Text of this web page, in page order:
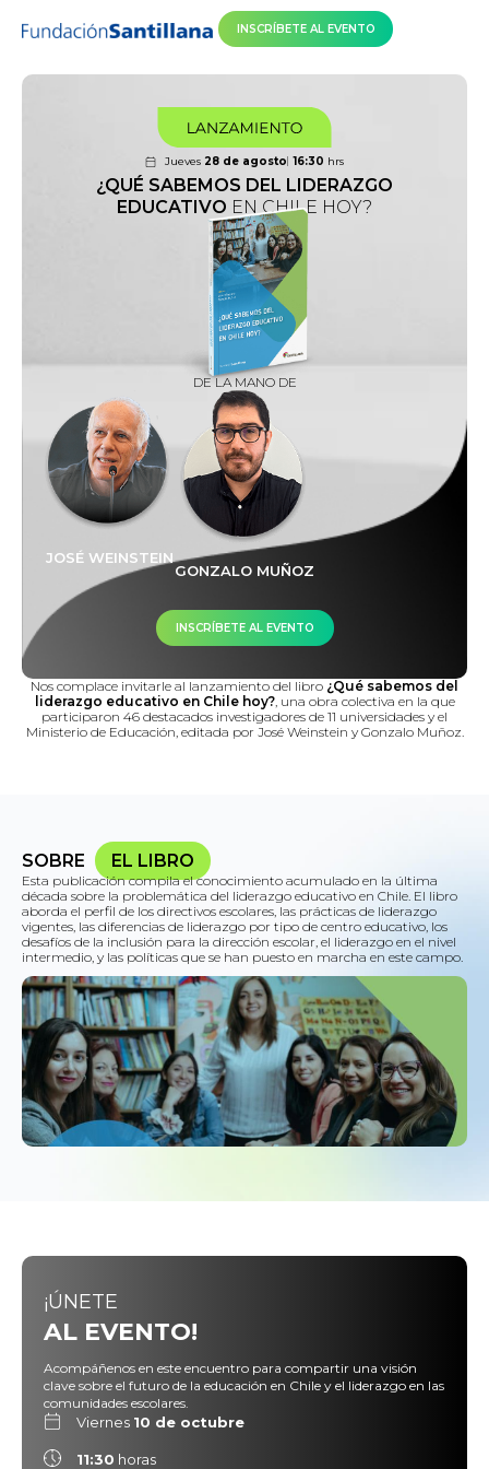
INSCRÍBETE AL EVENTO
Jueves 28 de agosto 16:30 hrs
¿QUÉ SABEMOS DEL LIDERAZGO
EDUCATIVO EN CHILE HOY?
DE LA MANO DE
JOSÉ WEINSTEIN
GONZALO MUÑOZ
INSCRÍBETE AL EVENTO
Nos complace invitarle al lanzamiento del libro ¿Qué sabemos del
liderazgo educativo en Chile hoy?, una obra colectiva en la que
participaron 46 destacados investigadores de 11 universidades y el
Ministerio de Educación, editada por José Weinstein y Gonzalo Muñoz.
SOBRE EL LIBRO
Esta publicación compila el conocimiento acumulado en la última
década sobre la problemática del liderazgo educativo en Chile. El libro
aborda el perfil de los directivos escolares, las prácticas de liderazgo
vigentes, las diferencias de liderazgo por tipo de centro educativo, los
desafíos de la inclusión para la dirección escolar, el liderazgo en el nivel
intermedio, y las políticas que se han puesto en marcha en este campo.
¡ÚNETE
AL EVENTO!
Acompáñenos en este encuentro para compartir una visión
clave sobre el futuro de la educación en Chile y el liderazgo en las
comunidades escolares.
Viernes 10 de octubre
11:30 horas